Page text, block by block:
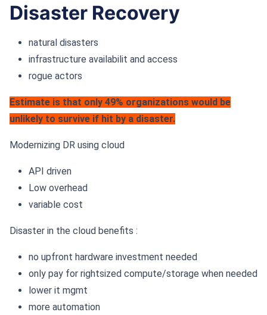
Disaster Recovery
natural disasters
infrastructure availabilit and access
rogue actors
Estimate is that only 49% organizations would be
unlikely to survive if hit by a disaster.
Modernizing DR using cloud
API driven
Low overhead
variable cost
Disaster in the cloud benefits :
no upfront hardware investment needed
only pay for rightsized compute/storage when needed
lower it mgmt
more automation